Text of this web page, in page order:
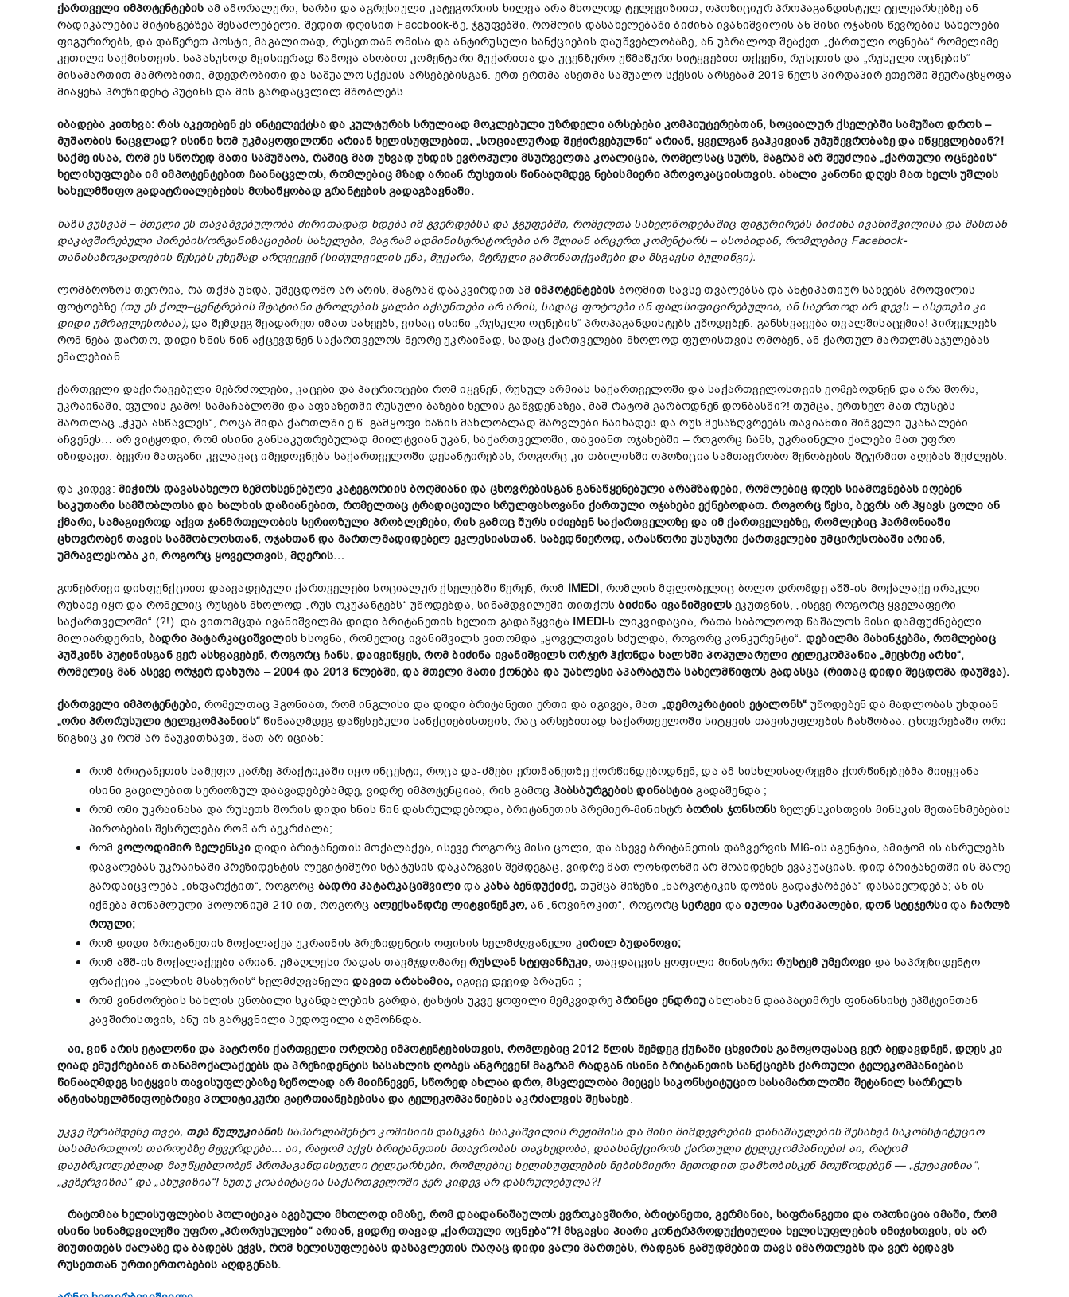
ქართველი იმპოტენტების ამ ამორალური, ხარბი და აგრესიული კატეგორიის ხილვა არა მხოლოდ ტელევიზიით, ოპოზიციურ პროპაგანდისტულ ტელეარხებზე ან
რადიკალების მიტინგებზეა შესაძლებელი. შედით დღისით Facebook-ზე, ჯგუფებში, რომლის დასახელებაში ბიძინა ივანიშვილის ან მისი ოჯახის წევრების სახელები
ფიგურირებს, და დაწერეთ პოსტი, მაგალითად, რუსეთთან ომისა და ანტირუსული სანქციების დაუშვებლობაზე, ან უბრალოდ შეაქეთ „ქართული ოცნება“ რომელიმე
კეთილი საქმისთვის. საპასუხოდ მყისიერად წამოვა ასობით კომენტარი მუქარითა და უცენზურო უწმაწური სიტყვებით თქვენი, რუსეთის და „რუსული ოცნების“
მისამართით მამრობითი, მდედრობითი და საშუალო სქესის არსებებისგან. ერთ-ერთმა ასეთმა საშუალო სქესის არსებამ 2019 წელს პირდაპირ ეთერში შეურაცხყოფა
მიაყენა პრეზიდენტ პუტინს და მის გარდაცვლილ მშობლებს.
იბადება კითხვა:რას აკეთებენ ეს ინტელექტსა და კულტურას სრულიად მოკლებული უზრდელიარსებები კომპიუტერებთან,სოციალურ ქსელებში სამუშაო დროს–
მუშაობის ნაცვლად? ისინი ხომ უკმაყოფილონი არიან ხელისუფლებით, „სოციალურად შეჭირვებულნი“არიან, ყველგან გაჰკივიან უმუშევრობაზე და იწყევლებიან?!
საქმე ისაა, რომ ეს სწორედ მათი სამუშაოა, რაშიც მათ უხვად უხდის ევროპული მსურველთა კოალიცია,რომელსაც სურს, მაგრამ არ შეუძლია „ქართული ოცნების“
ხელისუფლება იმ იმპოტენტებით ჩაანაცვლოს,რომლებიც მზად არიან რუსეთის წინააღმდეგ ნებისმიერი პროვოკაციისთვის. ახალი კანონი დღეს მათ ხელს უშლის
სახელმწიფო გადატრიალებების მოსაწყობად გრანტების გადაგზავნაში.
ხაზს ვუსვამ– მთელი ეს თავაშვებულობა ძირითადად ხდება იმ გვერდებსა და ჯგუფებში, რომელთა სახელწოდებაშიც ფიგურირებს ბიძინა ივანიშვილისა და მასთან
დაკავშირებული პირების/ორგანიზაციების სახელები, მაგრამ ადმინისტრატორები არ შლიან არცერთ კომენტარს – ასობიდან, რომლებიცFacebook-
თანასაზოგადოების წესებს უხეშად არღვევენ(სიძულვილის ენა, მუქარა, მტრული გამონათქვამები და მსგავსი ბულინგი).
ლომბროზოს თეორია, რა თქმა უნდა, უშეცდომო არ არის, მაგრამ დააკვირდით ამ იმპოტენტების ბოღმით სავსე თვალებსა და ანტიპათიურ სახეებს პროფილის
ფოტოებზე (თუ ეს ქოლ–ცენტრების შტატიანი ტროლების ყალბი აქაუნთები არ არის, სადაც ფოტოები ან ფალსიფიცირებულია, ან საერთოდ არ დევს – ასეთები კი
დიდიუმრავლესობაა), და შემდეგ შეადარეთ იმათ სახეებს, ვისაც ისინი „რუსული ოცნების“ პროპაგანდისტებს უწოდებენ. განსხვავება თვალშისაცემია! პირველებს
რომ ნება დართო, დიდი ხნის წინ აქცევდნენ საქართველოს მეორე უკრაინად, სადაც ქართველები მხოლოდ ფულისთვის ომობენ, ან ქართულ მართლმსაჯულებას
ემალებიან.
ქართველი დაქირავებული მებრძოლები, კაცები და პატრიოტები რომ იყვნენ, რუსულ არმიას საქართველოში და საქართველოსთვის ეომებოდნენ და არა შორს,
უკრაინაში, ფულის გამო! სამაჩაბლოში და აფხაზეთში რუსული ბაზები ხელის გაწვდენაზეა, მაშ რატომ გარბოდნენ დონბასში?! თუმცა, ერთხელ მათ რუსებს
მართლაც „ჭკუა ასწავლეს“, როცა შიდა ქართლში ე.წ. გამყოფი ხაზის მახლობლად შარვლები ჩაიხადეს და რუს მესაზღვრეებს თავიანთი შიშველი უკანალები
აჩვენეს… არ ვიტყოდი, რომ ისინი განსაკუთრებულად მიილტვიან უკან, საქართველოში, თავიანთ ოჯახებში – როგორც ჩანს, უკრაინელი ქალები მათ უფრო
იზიდავთ. ბევრი მათგანი კვლავაც იმედოვნებს საქართველოში დესანტირებას, როგორც კი თბილისში ოპოზიცია სამთავრობო შენობების შტურმით აღებას შეძლებს.
და კიდევ:მიჭირს დავასახელო ზემოხსენებული კატეგორიის ბოღმიანი და ცხოვრებისგან განაწყენებული არამზადები, რომლებიც დღეს სიამოვნებას იღებენ
საკუთარი სამშობლოსა და ხალხის დაზიანებით, რომელთაც ტრადიციული სრულფასოვანი ქართული ოჯახები ექნებოდათ. როგორც წესი,ბევრს არ ჰყავს ცოლი ან
ქმარი,სამაგიეროდ აქვთ ჯანმრთელობის სერიოზული პრობლემები,რის გამოც შურს იძიებენ საქართველოზე და იმ ქართველებზე, რომლებიც ჰარმონიაში
ცხოვრობენ თავის სამშობლოსთან,ოჯახთან და მართლმადიდებელ ეკლესიასთან. საბედნიეროდ,არასწორი უსუსური ქართველები უმცირესობაში არიან,
უმრავლესობა კი,როგორც ყოველთვის,მღერის…
გონებრივი დისფუნქციით დაავადებული ქართველები სოციალურ ქსელებში წერენ, რომ IMEDI, რომლის მფლობელიც ბოლო დრომდე აშშ-ის მოქალაქე ირაკლი
რუხაძე იყო და რომელიც რუსებს მხოლოდ „რუს ოკუპანტებს“ უწოდებდა, სინამდვილეში თითქოსბიძინა ივანიშვილსეკუთვნის, „ისევე როგორც ყველაფერი
საქართველოში“ (?!). და ვითომცდა ივანიშვილმა დიდი ბრიტანეთის ხელით გადაწყვიტა IMEDI-ს ლიკვიდაცია, რათა საბოლოოდ წაშალოს მისი დამფუძნებელი
მილიარდერის, ბადრი პატარკაციშვილის ხსოვნა, რომელიც ივანიშვილს ვითომდა „ყოველთვის სძულდა, როგორც კონკურენტი“. დებილმა მახინჯებმა,რომლებიც
პუშკინს პუტინისგან ვერ ასხვავებენ,როგორც ჩანს,დაივიწყეს,რომ ბიძინა ივანიშვილს ორჯერ ჰქონდა ხალხში პოპულარული ტელეკომპანია „მეცხრე არხი“,
რომელიც მან ასევე ორჯერ დახურა –2004და 2013 წლებში,და მთელი მათი ქონება და უახლესი აპარატურა სახელმწიფოს გადასცა (რითაც დიდი შეცდომა დაუშვა).
ქართველი იმპოტენტები, რომელთაც ჰგონიათ, რომ ინგლისი და დიდი ბრიტანეთი ერთი და იგივეა, მათ „დემოკრატიის ეტალონს“ უწოდებენ და მადლობას უხდიან
„ორი პრორუსული ტელეკომპანიის“ წინააღმდეგ დაწესებული სანქციებისთვის, რაც არსებითად საქართველოში სიტყვის თავისუფლების ჩახშობაა. ცხოვრებაში ორი
წიგნიც კი რომ არ წაუკითხავთ, მათ არ იციან:
რომ ბრიტანეთის სამეფო კარზე პრაქტიკაში იყო ინცესტი, როცა და-ძმები ერთმანეთზე ქორწინდებოდნენ, და ამ სისხლისაღრევმა ქორწინებებმა მიიყვანა
ისინი გაცილებით სერიოზულ დაავადებებამდე, ვიდრე იმპოტენციაა, რის გამოც ჰაბსბურგების დინასტია გადაშენდა ;
რომ ომი უკრაინასა და რუსეთს შორის დიდი ხნის წინ დასრულდებოდა, ბრიტანეთის პრემიერ-მინისტრ ბორის ჯონსონს ზელენსკისთვის მინსკის შეთანხმებების
პირობების შესრულება რომ არ აეკრძალა;
რომ ვოლოდიმირ ზელენსკი დიდი ბრიტანეთის მოქალაქეა, ისევე როგორც მისი ცოლი, და ასევე ბრიტანეთის დაზვერვის MI6-ის აგენტია, ამიტომ ის ასრულებს
დავალებას უკრაინაში პრეზიდენტის ლეგიტიმური სტატუსის დაკარგვის შემდეგაც, ვიდრე მათ ლონდონში არ მოახდენენ ევაკუაციას. დიდ ბრიტანეთში ის მალე
გარდაიცვლება „ინფარქტით“, როგორც ბადრი პატარკაციშვილი და კახა ბენდუქიძე, თუმცა მიზეზი „ნარკოტიკის დოზის გადაჭარბება“ დასახელდება; ან ის
იქნება მოწამლული პოლონიუმ-210-ით, როგორც ალექსანდრე ლიტვინენკო, ან „ნოვიჩოკით“, როგორცსერგეი დაიულია სკრიპალები, დონ სტეჯერსი და ჩარლზ
როული;
რომ დიდი ბრიტანეთის მოქალაქეა უკრაინის პრეზიდენტის ოფისის ხელმძღვანელი კირილ ბუდანოვი;
რომ აშშ-ის მოქალაქეები არიან: უმაღლესი რადას თავმჯდომარე რუსლან სტეფანჩუკი, თავდაცვის ყოფილი მინისტრირუსტემ უმეროვი და საპრეზიდენტო
ფრაქცია „ხალხის მსახურის“ ხელმძღვანელიდავით არახამია, იგივე დევიდ ბრაუნი ;
რომ ვინძორების სახლის ცნობილი სკანდალების გარდა, ტახტის უკვე ყოფილი მემკვიდრეპრინცი ენდრიუ ახლახან დააპატიმრეს ფინანსისტ ეპშტეინთან
კავშირისთვის, ანუ ის გარყვნილი პედოფილი აღმოჩნდა.
აი,ვინ არის ეტალონი და პატრონი ქართველი ორღობე იმპოტენტებისთვის, რომლებიც 2012 წლის შემდეგ ქუჩაში ცხვირის გამოყოფასაც ვერ ბედავდნენ, დღეს კი
ღიად ემუქრებიან თანამოქალაქეებს და პრეზიდენტის სასახლის ღობეს ანგრევენ!მაგრამ რადგან ისინი ბრიტანეთის სანქციებს ქართული ტელეკომპანიების
წინააღმდეგ სიტყვის თავისუფლებაზე ზეწოლად არ მიიჩნევენ, სწორედ ახლაა დრო,მსვლელობა მიეცეს საკონსტიტუციო სასამართლოში შეტანილ სარჩელს
ანტისახელმწიფოებრივი პოლიტიკური გაერთიანებებისა და ტელეკომპანიების აკრძალვის შესახებ.
უკვე მერამდენე თვეა, თეა წულუკიანის საპარლამენტო კომისიის დასკვნა სააკაშვილის რეჟიმისა და მისი მიმდევრების დანაშაულების შესახებ საკონსტიტუციო
სასამართლოს თაროებზე მტვერდება... აი, რატომ აქვს ბრიტანეთის მთავრობას თავხედობა, დაასანქციროს ქართული ტელეკომპანიები! აი, რატომ
დაუბრკოლებლად მაუწყებლობენ პროპაგანდისტული ტელეარხები, რომლებიც ხელისუფლების ნებისმიერი მეთოდით დამხობისკენ მოუწოდებენ— „ჭუტავიზია“,
„კეზერვიზია“ და „ახუვიზია“! ნუთუ კოაბიტაცია საქართველოში ჯერ კიდევ არ დასრულებულა?!
რატომაა ხელისუფლების პოლიტიკა აგებული მხოლოდ იმაზე, რომ დაადანაშაულოს ევროკავშირი,ბრიტანეთი,გერმანია, საფრანგეთი და ოპოზიცია იმაში, რომ
ისინი სინამდვილეში უფრო„პრორუსულები“ არიან,ვიდრე თავად„ქართული ოცნება“?!მსგავსი პიარი კონტრპროდუქტიულია ხელისუფლების იმიჯისთვის,ის არ
მიუთითებს ძალაზე და ბადებს ეჭვს, რომ ხელისუფლებას დასავლეთის რაღაც დიდი ვალი მართებს,რადგან გამუდმებით თავს იმართლებს და ვერ ბედავს
რუსეთთან ურთიერთობების აღდგენას.